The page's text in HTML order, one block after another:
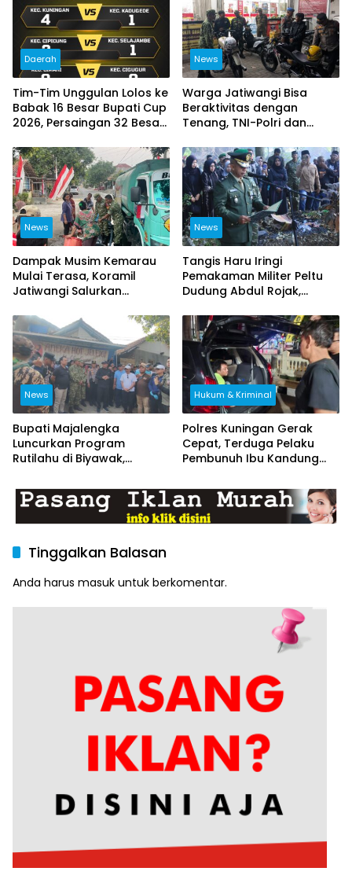
Daerah
Tim-Tim Unggulan Lolos ke
Babak 16 Besar Bupati Cup
2026, Persaingan 32 Besar
News
Warga Jatiwangi Bisa
Beraktivitas dengan
Tenang, TNI-Polri dan
Patroli
News
Dampak Musim Kemarau
Mulai Terasa, Koramil
Jatiwangi Salurkan
Warga Desa Loji
News
Tangis Haru Iringi
Pemakaman Militer Peltu
Dudung Abdul Rojak,
Upacara Penghormatan
Terakhir
News
Bupati Majalengka
Luncurkan Program
Rutilahu di Biyawak,
1714/Jatitujuh Turut
Dukung GEBER Bersama
Hukum & Kriminal
Polres Kuningan Gerak
Cepat, Terduga Pelaku
Pembunuh Ibu Kandung
Tinggalkan Balasan
Anda harus masuk untuk berkomentar.